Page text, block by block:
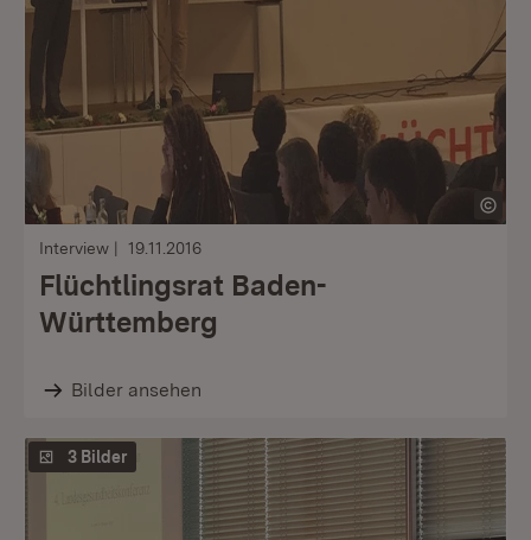
Interview 19.11.2016
Flüchtlingsrat Baden-
Württemberg
Bilder ansehen
3 Bilder